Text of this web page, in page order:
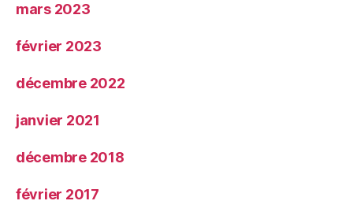
mars 2023
février 2023
décembre 2022
janvier 2021
décembre 2018
février 2017